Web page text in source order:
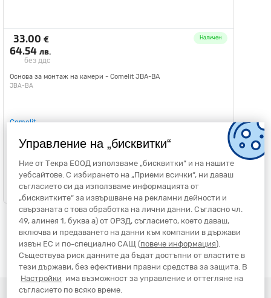
Управление на „бисквитки“
Ние от Текра ЕООД използваме „бисквитки“ и на нашите
уебсайтове. С избирането на „Приеми всички“, ни даваш
съгласието си да използваме информацията от
„бисквитките“ за извършване на рекламни дейности и
свързаната с това обработка на лични данни. Съгласно чл.
49, алинея 1, буква а) от ОРЗД, съгласието, което даваш,
включва и предаването на данни към компании в държави
извън ЕС и по-специално САЩ (повече информация).
Съществува риск данните да бъдат достъпни от властите в
тези държави, без ефективни правни средства за защита. В
Настройки има възможност за управление и оттегляне на
съгласието по всяко време.
33.00 €
64.54 лв.
без ддс
Наличен
Основа за монтаж на камери - Comelit JBA-BA
JBA-BA
Comelit
Добави в количка